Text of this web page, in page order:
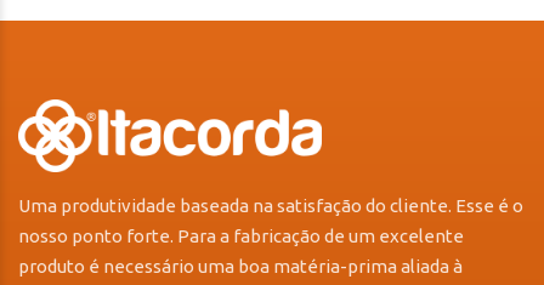
Uma produtividade baseada na satisfação do cliente. Esse é o
nosso ponto forte. Para a fabricação de um excelente
produto é necessário uma boa matéria-prima aliada à